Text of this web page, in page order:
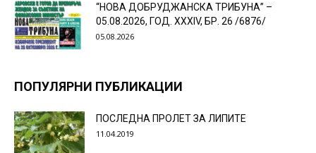
“НОВА ДОБРУДЖАНСКА ТРИБУНА” –
05.08.2026, ГОД. XXХIV, БР. 26 /6876/
05.08.2026
ПОПУЛЯРНИ ПУБЛИКАЦИИ
ПОСЛЕДНА ПРОЛЕТ ЗА ЛИПИТЕ
11.04.2019